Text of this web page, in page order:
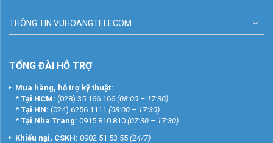
THÔNG TIN VUHOANGTELECOM
TỔNG ĐÀI HỖ TRỢ
Mua hàng, hỗ trợ kỹ thuật:
* Tại HCM: (028) 35 166 166 (08:00 – 17:30)
* Tại HN: (024) 6256 1111 (08:00 – 17:30)
* Tại Nha Trang: 0915 810 810 (07:30 – 17:30)
Khiếu nại, CSKH: 0902 51 53 55 (24/7)